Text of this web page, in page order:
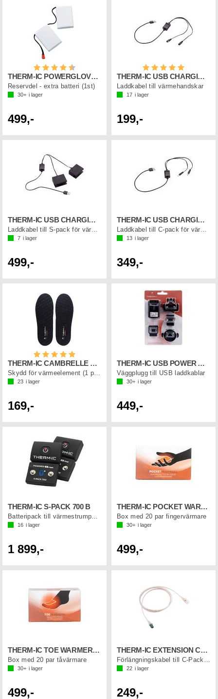
Betyg:
THERM-IC POWERGLOVES REPL.BATTERY (1 pc)
Reservdel - extra batteri (1st)
30+ i lager
499,-
Betyg:
THERM-IC USB CHARGING CABLE POWERGLOVES
Laddkabel till värmehandskar
17 i lager
199,-
THERM-IC USB CHARGING CABLE S-PACK
7 i lager
499,-
THERM-IC USB CHARGING CABLE C-PACK
13 i lager
349,-
Betyg:
THERM-IC CAMBRELLE COVERS
Skydd för värmeelement (1 par)
23 i lager
169,-
THERM-IC USB POWER ADAPTER
Väggplugg till USB laddkablar
30+ i lager
449,-
THERM-IC S-PACK 700 B
16 i lager
1 899,-
THERM-IC POCKET WARMER (20-p)
Box med 20 par fingervärmare
30+ i lager
499,-
THERM-IC TOE WARMER (20-p)
Box med 20 par tåvärmare
30+ i lager
499,-
THERM-IC EXTENSION CORD 120 CM (1 par)
22 i lager
249,-